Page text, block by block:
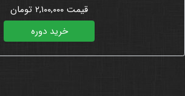
قیمت ۲,۱۰۰,۰۰۰ تومان
خرید دوره